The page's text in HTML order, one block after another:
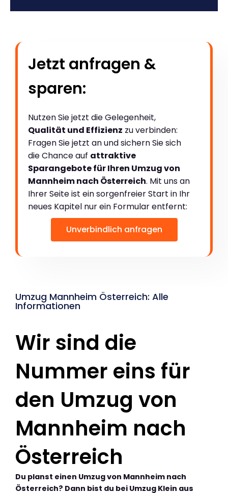
Jetzt anfragen &
sparen:
Nutzen Sie jetzt die Gelegenheit,
Qualität und Effizienz zu verbinden:
Fragen Sie jetzt an und sichern Sie sich
die Chance auf attraktive
Sparangebote für Ihren Umzug von
Mannheim nach Österreich. Mit uns an
Ihrer Seite ist ein sorgenfreier Start in Ihr
neues Kapitel nur ein Formular entfernt:
Unverbindlich anfragen
Umzug Mannheim Österreich: Alle
Informationen
Wir sind die
Nummer eins für
den Umzug von
Mannheim nach
Österreich
Du planst einen Umzug von Mannheim nach
Österreich? Dann bist du bei Umzug Klein aus